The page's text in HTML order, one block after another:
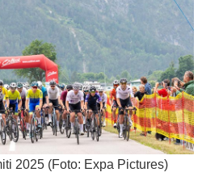
2025 (Foto: Expa Pictures)